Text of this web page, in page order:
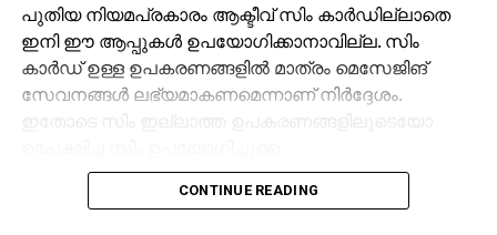
പുതിയ നിയമപ്രകാരം ആക്ടീവ് സിം കാര്‍ഡില്ലാതെ
ഇനി ഈ ആപ്പുകള്‍ ഉപയോഗിക്കാനാവില്ല. സിം
കാര്‍ഡ് ഉള്ള ഉപകരണങ്ങളില്‍ മാത്രം മെസേജിങ്
സേവനങ്ങള്‍ ലഭ്യമാകണമെന്നാണ് നിര്‍ദ്ദേശം.
ഇതോടെ സിം ഇല്ലാത്ത ഉപകരണങ്ങളിലൂടെയോ
അക്കൗണ്ടുകളിലൂടെയോ ആപ്പുകള്‍ പ്രവര്‍ത്തിപ്പിക്കുന്ന
രീതി പൂര്‍ണമായി തടയപ്പെടും.
CONTINUE READING